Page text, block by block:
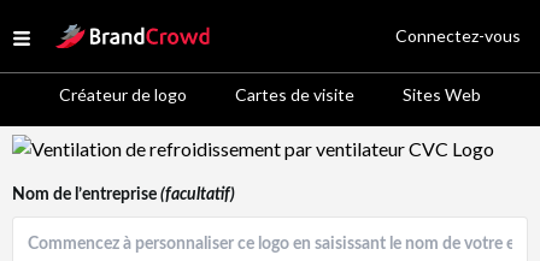
Open menu
Site Logo
Créateur de logo Cartes de visite Sites Web
Connectez-vous
Logo Template Preview
Nom de l’entreprise (facultatif)